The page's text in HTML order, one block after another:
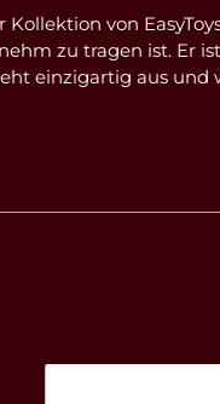
Kollektion von
zu tragen ist. Er
einzigartig aus